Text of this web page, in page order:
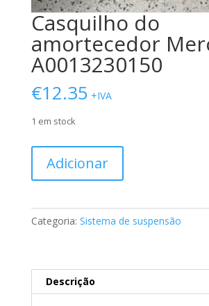
Casquilho do
amortecedor
A0013230150
€12.35 +IVA
1 em stock
Casquilho
amortecedor
Adicionar
Categoria: Sistema de suspensão
Descrição